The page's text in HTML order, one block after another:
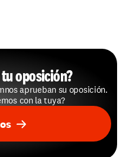
oposición?
aprueban su oposición.
con la tuya?